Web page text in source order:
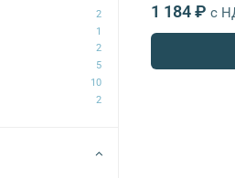
1 184 ₽ с
2
1
2
5
10
2